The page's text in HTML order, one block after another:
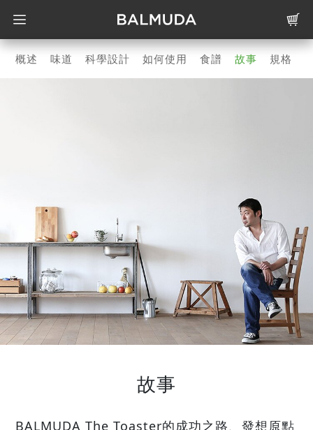
概述 味道 科學設計 如何使用 食譜 故事 規格
故事
BALMUDA The Toaster的成功之路、發想原點